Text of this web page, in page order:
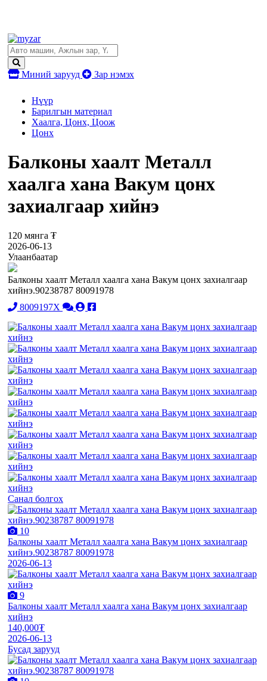
Миний зарууд Зар нэмэх
Нүүр
Барилгын материал
Хаалга, Цонх, Цоож
Цонх
Балконы хаалт Металл
хаалга хана Вакум цонх
захиалгаар хийнэ
120 мянга ₮
2026-06-13
Улаанбаатар
Балконы хаалт Металл хаалга хана Вакум цонх захиалгаар
хийнэ.90238787 80091978
8009197X
Санал болгох
10
Балконы хаалт Металл хаалга хана Вакум цонх захиалгаар
хийнэ.90238787 80091978
2026-06-13
9
Балконы хаалт Металл хаалга хана Вакум цонх захиалгаар
хийнэ
140,000₮
2026-06-13
Бусад зарууд